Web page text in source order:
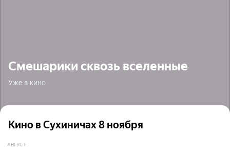
Смешарики сквозь вселенные
Уже в кино
Кино в Сухиничах 8 ноября
АВГУСТ